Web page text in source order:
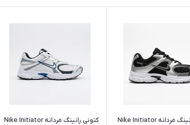
کتونی رانینگ مردانه Nike Initiator
کتونی رانینگ مردانه Nike Initiator